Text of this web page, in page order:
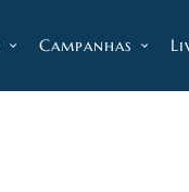
Campanhas